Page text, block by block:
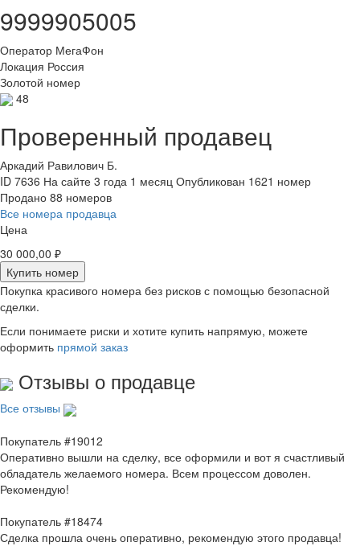
9999905005
Оператор МегаФон
Локация Россия
Золотой номер
48
Проверенный продавец
Аркадий Равилович Б.
ID 7636 На сайте 3 года 1 месяц Опубликован 1621 номер
Продано 88 номеров
Все номера продавца
Цена
30 000,00 ₽
Купить номер
Покупка красивого номера без рисков с помощью безопасной
сделки.
Если понимаете риски и хотите купить напрямую, можете
оформить прямой заказ
Отзывы о продавце
Все отзывы
Покупатель #19012
Оперативно вышли на сделку, все оформили и вот я счастливый
обладатель желаемого номера. Всем процессом доволен.
Рекомендую!
Покупатель #18474
Сделка прошла очень оперативно, рекомендую этого продавца!